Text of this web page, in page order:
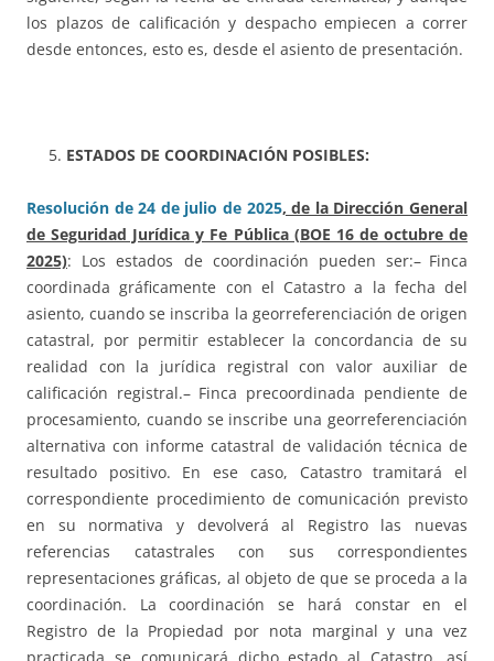
los plazos de calificación y despacho empiecen a correr
desde entonces, esto es, desde el asiento de presentación.
ESTADOS DE COORDINACIÓN POSIBLES:
Resolución de 24 de julio de 2025, de la Dirección General
de Seguridad Jurídica y Fe Pública (BOE 16 de octubre de
2025): Los estados de coordinación pueden ser:– Finca
coordinada gráficamente con el Catastro a la fecha del
asiento, cuando se inscriba la georreferenciación de origen
catastral, por permitir establecer la concordancia de su
realidad con la jurídica registral con valor auxiliar de
calificación registral.– Finca precoordinada pendiente de
procesamiento, cuando se inscribe una georreferenciación
alternativa con informe catastral de validación técnica de
resultado positivo. En ese caso, Catastro tramitará el
correspondiente procedimiento de comunicación previsto
en su normativa y devolverá al Registro las nuevas
referencias catastrales con sus correspondientes
representaciones gráficas, al objeto de que se proceda a la
coordinación. La coordinación se hará constar en el
Registro de la Propiedad por nota marginal y una vez